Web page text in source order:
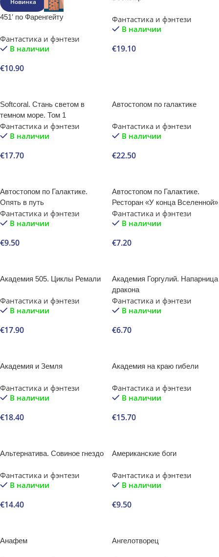
Новинка
451′ по Фаренгейту
Фантастика и фэнтези
В наличии
€10.90
Фантастика и фэнтези
В наличии
€19.10
Softcoral. Стань светом в
темном море. Том 1
Фантастика и фэнтези
В наличии
€17.70
Автостопом по галактике
Фантастика и фэнтези
В наличии
€22.50
Автостопом по Галактике.
Опять в путь
Фантастика и фэнтези
В наличии
€9.50
Автостопом по Галактике.
Ресторан «У конца Вселенной»
Фантастика и фэнтези
В наличии
€7.20
Академия 505. Циклы Ремали
Фантастика и фэнтези
В наличии
€17.90
Академия Горгулий. Напарница
дракона
Фантастика и фэнтези
В наличии
€6.70
Академия и Земля
Фантастика и фэнтези
В наличии
€18.40
Академия на краю гибели
Фантастика и фэнтези
В наличии
€15.70
Альтернатива. Совиное гнездо
Фантастика и фэнтези
В наличии
€14.40
Американские боги
Фантастика и фэнтези
В наличии
€9.50
Анафем Ангелотворец